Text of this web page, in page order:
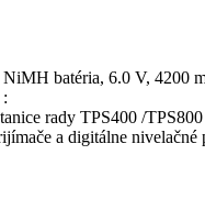
batéria, 6.0 V, 4200
rady TPS400 /TPS800
a digitálne nivelačné